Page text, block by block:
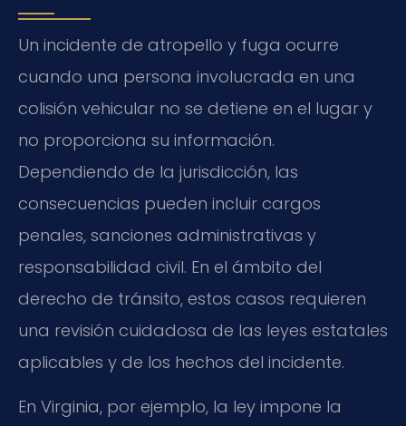
Un incidente de atropello y fuga ocurre
cuando una persona involucrada en una
colisión vehicular no se detiene en el lugar y
no proporciona su información.
Dependiendo de la jurisdicción, las
consecuencias pueden incluir cargos
penales, sanciones administrativas y
responsabilidad civil. En el ámbito del
derecho de tránsito, estos casos requieren
una revisión cuidadosa de las leyes estatales
aplicables y de los hechos del incidente.
En Virginia, por ejemplo, la ley impone la